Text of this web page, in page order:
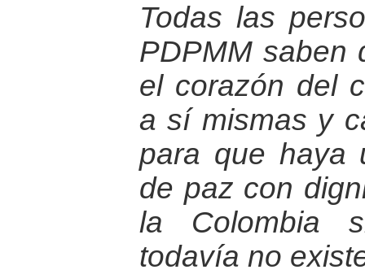
Todas las
PDPMM saben
el corazón del
a sí mismas y
para que haya
de paz con
la Colombia
todavía no